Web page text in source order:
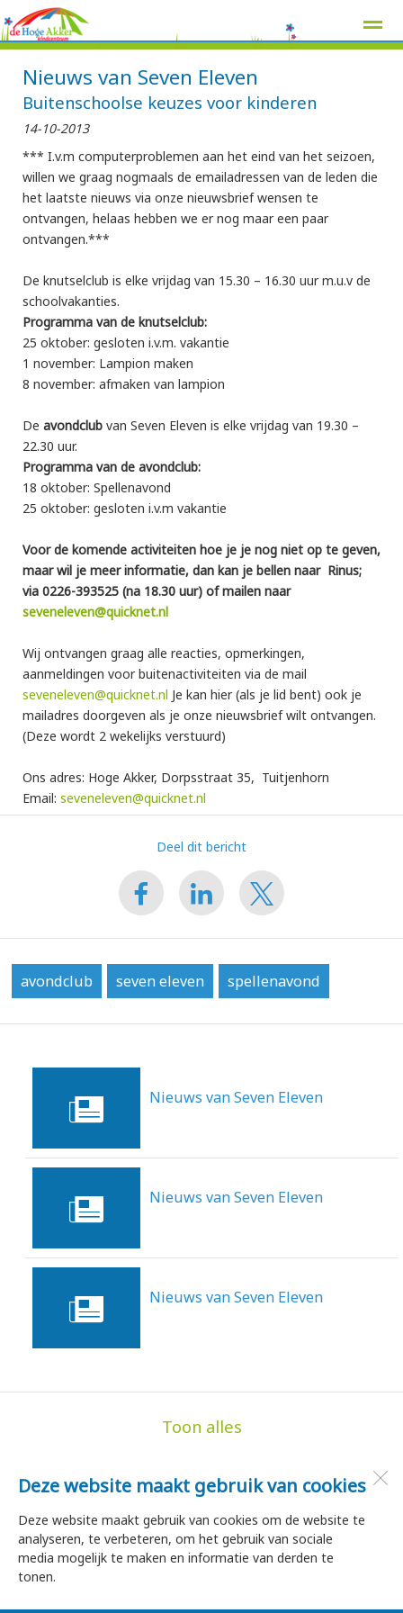
Deze website maakt gebruik van cookies
Deze website maakt gebruik van cookies om de website te
analyseren, te verbeteren, om het gebruik van sociale
media mogelijk te maken en informatie van derden te
tonen.
Nieuws van Seven Eleven
Buitenschoolse keuzes voor kinderen
14-10-2013
*** I.v.m computerproblemen aan het eind van het seizoen,
willen we graag nogmaals de emailadressen van de leden die
het laatste nieuws via onze nieuwsbrief wensen te
ontvangen, helaas hebben we er nog maar een paar
ontvangen.***
De knutselclub is elke vrijdag van 15.30 – 16.30 uur m.u.v de
schoolvakanties.
Programma van de knutselclub:
25 oktober: gesloten i.v.m. vakantie
1 november: Lampion maken
8 november: afmaken van lampion
De avondclub van Seven Eleven is elke vrijdag van 19.30 –
22.30 uur.
Programma van de avondclub:
18 oktober: Spellenavond
25 oktober: gesloten i.v.m vakantie
Voor de komende activiteiten hoe je je nog niet op te geven,
maar wil je meer informatie, dan kan je bellen naar Rinus;
via 0226-393525 (na 18.30 uur) of mailen naar
seveneleven@quicknet.nl
Wij ontvangen graag alle reacties, opmerkingen,
aanmeldingen voor buitenactiviteiten via de mail
seveneleven@quicknet.nl Je kan hier (als je lid bent) ook je
mailadres doorgeven als je onze nieuwsbrief wilt ontvangen.
(Deze wordt 2 wekelijks verstuurd)
Ons adres: Hoge Akker, Dorpsstraat 35, Tuitjenhorn
Email: seveneleven@quicknet.nl
Deel dit bericht
avondclub seven eleven spellenavond
Nieuws van Seven Eleven
Nieuws van Seven Eleven
Nieuws van Seven Eleven
Toon alles
de Hoge Akker
1747 HA Tuitjenhorn